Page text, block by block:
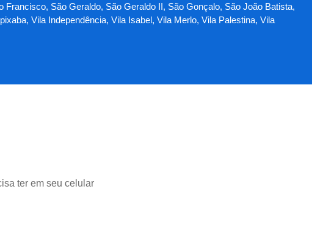
São Geraldo, São Geraldo II, São Gonçalo, São João Batista,
Vila Independência, Vila Isabel, Vila Merlo, Vila Palestina, Vila
ter em seu celular